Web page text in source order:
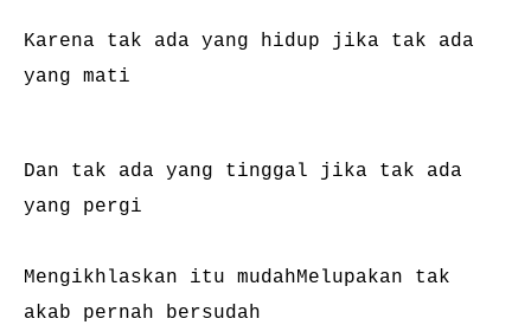
Karena tak ada yang hidup jika tak ada
yang mati
Dan tak ada yang tinggal jika tak ada
yang pergi
Mengikhlaskan itu mudahMelupakan tak
akab pernah bersudah